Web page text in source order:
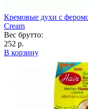
Кремовые духи с
Cream
Вес брутто:
252 р.
В корзину